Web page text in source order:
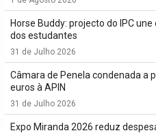
Horse Buddy: projecto do IPC
dos estudantes
31 de Julho 2026
Câmara de Penela condenada a
euros à APIN
31 de Julho 2026
Expo Miranda 2026 reduz